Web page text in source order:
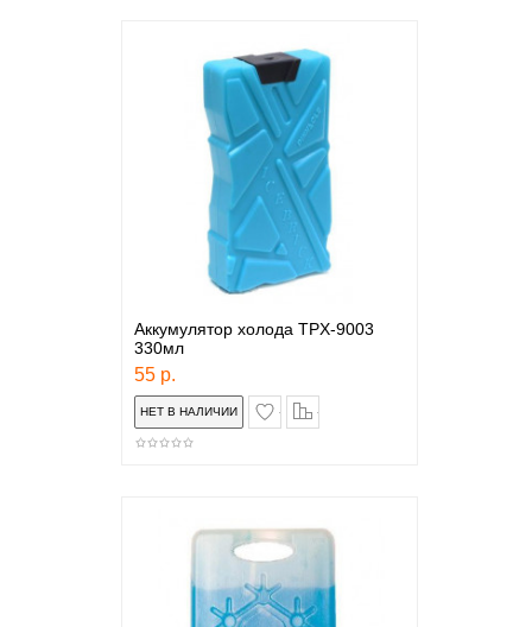
Аккумулятор холода TPX-9003
330мл
55 р.
в закладки